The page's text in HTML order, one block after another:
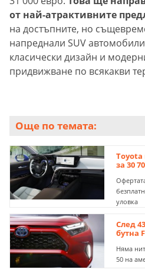
от най-атрактивните
на достъпните, но
напреднали SUV
класически дизайн и
придвижване по всякакви
Още по темата:
Toyota
за 30
уловка
След
бутна
Няма
50 на